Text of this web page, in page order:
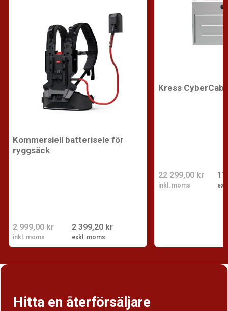
Kommersiell batterisele för
ryggsäck
2 399,20 kr
exkl. moms
2 999,00 kr
inkl. moms
Kress
22 299,00 kr
inkl. moms
Hitta en återförsäljare